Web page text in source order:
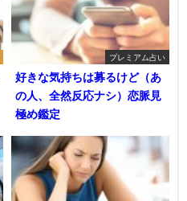
プレミアム占い
好きな気持ちは募るけど（あ
の人、全然反応ナシ）恋脈見
極め鑑定